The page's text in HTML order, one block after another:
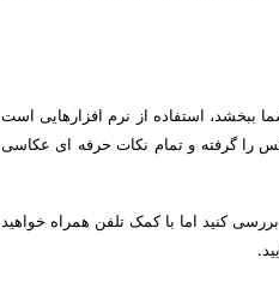
ببخشد، استفاده از نرم افزارهایی است
گرفته و تمام نکات حرفه ای عکاسی
کنید اما با کمک تلفن همراه خواهید